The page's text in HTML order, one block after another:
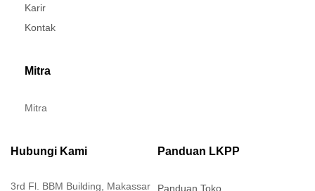
Karir
Kontak
Mitra
Mitra
Hubungi Kami
3rd Fl. BBM Building, Makassar
Panduan LKPP
Panduan Toko